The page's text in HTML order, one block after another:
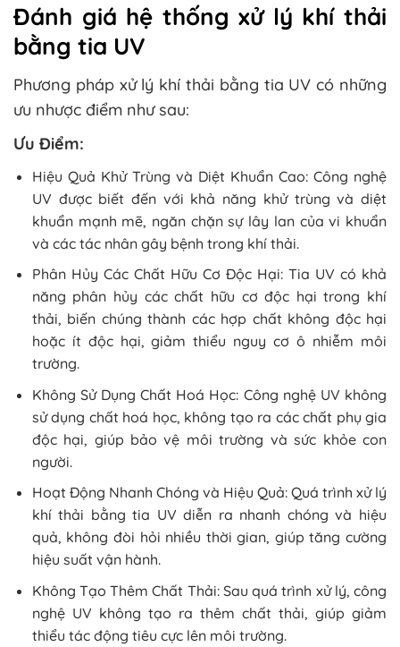
Đánh giá hệ thống xử lý khí thải
bằng tia UV
Phương pháp xử lý khí thải bằng tia UV có những
ưu nhược điểm như sau:
Ưu Điểm:
Hiệu Quả Khử Trùng và Diệt Khuẩn Cao: Công nghệ
UV được biết đến với khả năng khử trùng và diệt
khuẩn mạnh mẽ, ngăn chặn sự lây lan của vi khuẩn
và các tác nhân gây bệnh trong khí thải.
Phân Hủy Các Chất Hữu Cơ Độc Hại: Tia UV có khả
năng phân hủy các chất hữu cơ độc hại trong khí
thải, biến chúng thành các hợp chất không độc hại
hoặc ít độc hại, giảm thiểu nguy cơ ô nhiễm môi
trường.
Không Sử Dụng Chất Hoá Học: Công nghệ UV không
sử dụng chất hoá học, không tạo ra các chất phụ gia
độc hại, giúp bảo vệ môi trường và sức khỏe con
người.
Hoạt Động Nhanh Chóng và Hiệu Quả: Quá trình xử lý
khí thải bằng tia UV diễn ra nhanh chóng và hiệu
quả, không đòi hỏi nhiều thời gian, giúp tăng cường
hiệu suất vận hành.
Không Tạo Thêm Chất Thải: Sau quá trình xử lý, công
nghệ UV không tạo ra thêm chất thải, giúp giảm
thiểu tác động tiêu cực lên môi trường.